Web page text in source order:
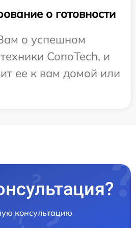
о готовности
о успешном
ConoTech, и
ее к вам домой или
консультацию